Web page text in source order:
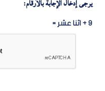
يرجى إدخال الإجابة بالأرقام:
9 + اثنا عشر =